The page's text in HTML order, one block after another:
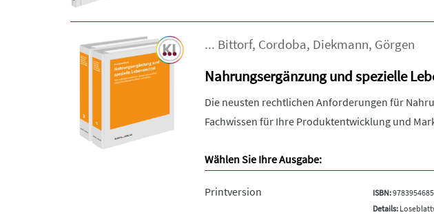
... Bittorf, Cordoba, Diekmann, Görgen
Nahrungsergänzung und spezielle
Die neusten rechtlichen Anforderungen für
Fachwissen für Ihre Produktentwicklung und
Wählen Sie Ihre Ausgabe:
Printversion ISBN:
Details: